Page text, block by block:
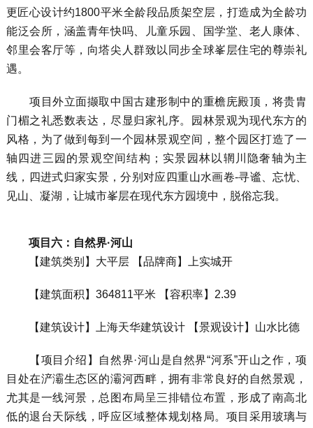
更匠心设计约1800平米全龄段品质架空层，打造成为全龄功
能泛会所，涵盖青年快吗、儿童乐园、国学堂、老人康体、
邻里会客厅等，向塔尖人群致以同步全球峯层住宅的尊崇礼
遇。
项目外立面撷取中国古建形制中的重檐庑殿顶，将贵胄
门楣之礼悉数表达，尽显归家礼序。园林景观为现代东方的
风格，为了做到每到一个园林景观空间，整个园区打造了一
轴四进三园的景观空间结构；实景园林以辋川隐奢轴为主
线，四进式归家实景，分别对应四重山水画卷-寻谧、忘忧、
见山、凝湖，让城市峯层在现代东方园境中，脱俗忘我。
项目六：自然界·河山
【建筑类别】大平层 【品牌商】上实城开
【建筑面积】364811平米 【容积率】2.39
【建筑设计】上海天华建筑设计 【景观设计】山水比德
【项目介绍】自然界·河山是自然界“河系”开山之作，项
目处在浐灞生态区的灞河西畔，拥有非常良好的自然景观，
尤其是一线河景，总图布局呈三排错位布置，形成了南高北
低的退台天际线，呼应区域整体规划格局。项目采用玻璃与